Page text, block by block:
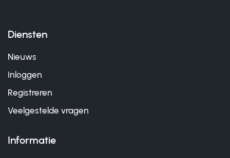
Diensten
Nieuws
Inloggen
Registreren
Veelgestelde vragen
Informatie